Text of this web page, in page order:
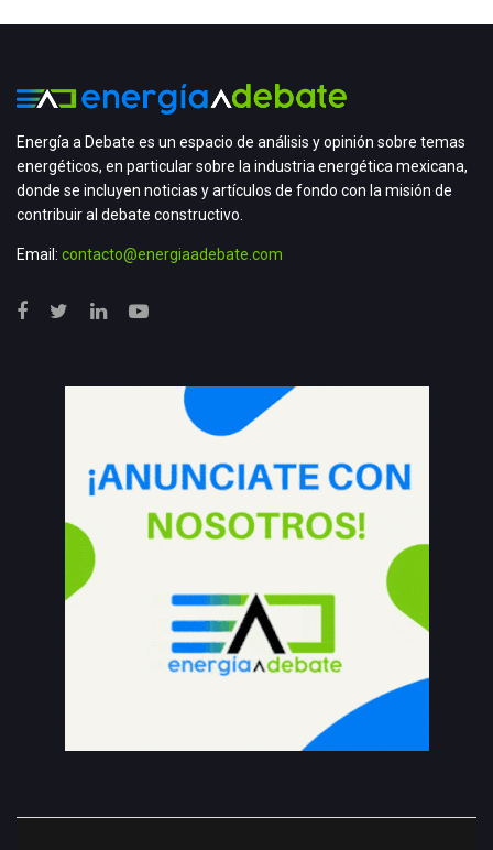
Energía a Debate es un espacio de análisis y opinión sobre temas
energéticos, en particular sobre la industria energética mexicana,
donde se incluyen noticias y artículos de fondo con la misión de
contribuir al debate constructivo.
Email: contacto@energiaadebate.com